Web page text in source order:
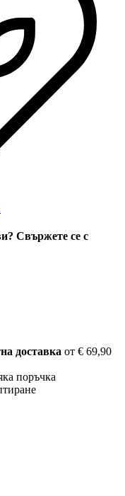
Свържете се с
доставка от € 69,90
поръчка